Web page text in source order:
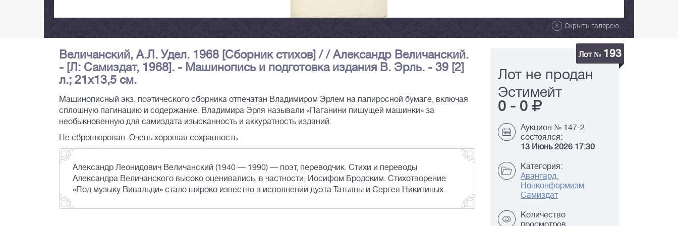
Скрыть галерею
Величанский, А.Л. Удел. 1968 [Сборник стихов] / / Александр Величанский.
- [Л: Самиздат, 1968]. - Машинопись и подготовка издания В. Эрль. - 39 [2]
л.; 21х13,5 см.
Машинописный экз. поэтического сборника отпечатан Владимиром Эрлем на папиросной бумаге, включая
сплошную пагинацию и содержание. Владимира Эрля называли «Паганини пишущей машинки» за
необыкновенную для самиздата изысканность и аккуратность изданий.
Не сброшюрован. Очень хорошая сохранность.
Александр Леонидович Величанский (1940 — 1990) — поэт, переводчик. Стихи и переводы
Александра Величанского высоко оценивались, в частности, Иосифом Бродским. Стихотворение
«Под музыку Вивальди» стало широко известно в исполнении дуэта Татьяны и Сергея Никитиных.
Лот № 193
Лот не продан
Эстимейт
0 - 0
Аукцион № 147-2
состоялся:
13 Июнь 2026 17:30
Категория:
Авангард.
Нонконформизм.
Самиздат
Количество